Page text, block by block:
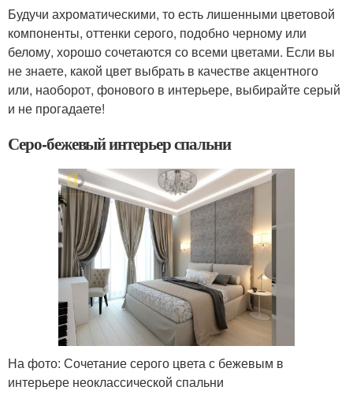
Будучи ахроматическими, то есть лишенными цветовой
компоненты, оттенки серого, подобно черному или
белому, хорошо сочетаются со всеми цветами. Если вы
не знаете, какой цвет выбрать в качестве акцентного
или, наоборот, фонового в интерьере, выбирайте серый
и не прогадаете!
Серо-бежевый интерьер спальни
На фото: Сочетание серого цвета с бежевым в
интерьере неоклассической спальни